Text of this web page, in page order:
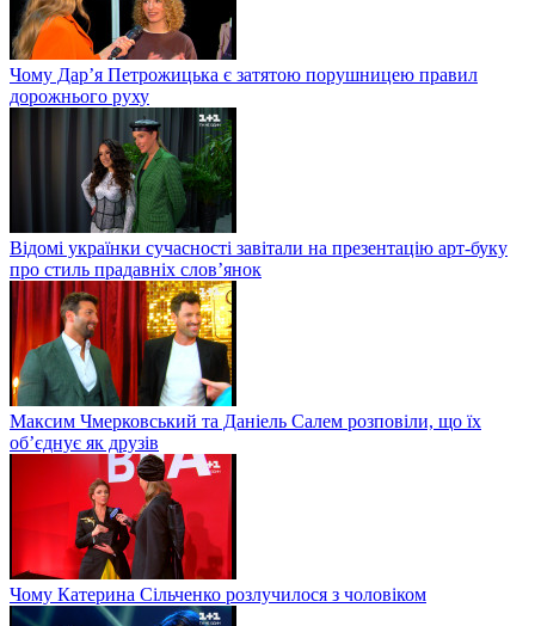
Чому Дар’я Петрожицька є затятою порушницею правил
дорожнього руху
Відомі українки сучасності завітали на презентацію арт-буку
про стиль прадавніх слов’янок
Максим Чмерковський та Даніель Салем розповіли, що їх
об’єднує як друзів
Чому Катерина Сільченко розлучилося з чоловіком